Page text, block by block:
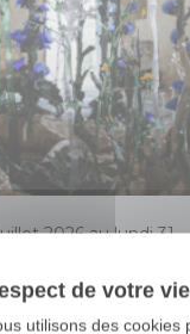
2026 au lundi 31
LES CHAPELLES À
de votre
utilisons des cookies